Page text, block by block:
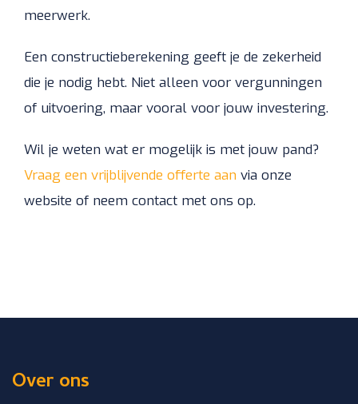
meerwerk.
Een constructieberekening geeft je de zekerheid
die je nodig hebt. Niet alleen voor vergunningen
of uitvoering, maar vooral voor jouw investering.
Wil je weten wat er mogelijk is met jouw pand?
Vraag een vrijblijvende offerte aan via onze
website of neem contact met ons op.
Over ons